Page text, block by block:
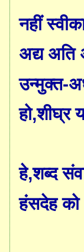
नहीं
अद्य अति
उन्मुक्त-
हो,शीघ्र
हे,शब्द
हंसदेह को